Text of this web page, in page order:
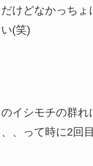
けどなかっちょ
(笑)
イシモチの群れ
、って時に2回